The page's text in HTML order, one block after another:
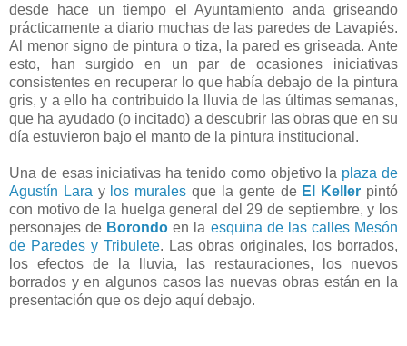
desde hace un tiempo el Ayuntamiento anda griseando
prácticamente a diario muchas de las paredes de Lavapiés.
Al menor signo de pintura o tiza, la pared es griseada. Ante
esto, han surgido en un par de ocasiones iniciativas
consistentes en recuperar lo que había debajo de la pintura
gris, y a ello ha contribuido la lluvia de las últimas semanas,
que ha ayudado (o incitado) a descubrir las obras que en su
día estuvieron bajo el manto de la pintura institucional.
Una de esas iniciativas ha tenido como objetivo la plaza de
Agustín Lara y los murales que la gente de El Keller pintó
con motivo de la huelga general del 29 de septiembre, y los
personajes de Borondo en la esquina de las calles Mesón
de Paredes y Tribulete. Las obras originales, los borrados,
los efectos de la lluvia, las restauraciones, los nuevos
borrados y en algunos casos las nuevas obras están en la
presentación que os dejo aquí debajo.